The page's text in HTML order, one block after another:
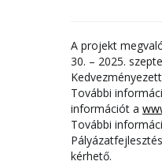
A projekt
30. – 2025.
További
információt a
További
kérhető.